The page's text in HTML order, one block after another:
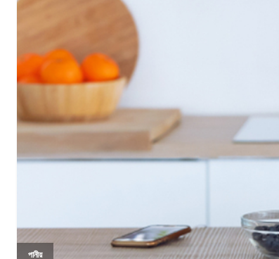
পানীয়